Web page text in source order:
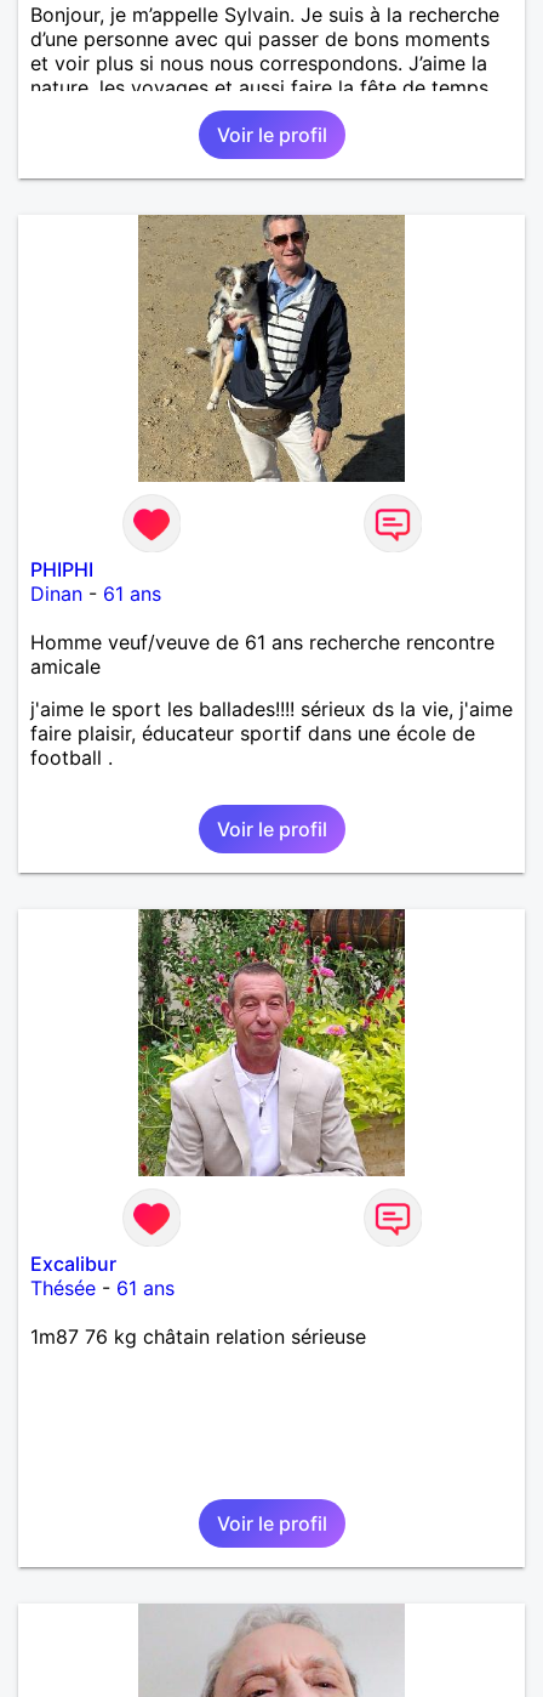
Bonjour, je m’appelle Sylvain. Je suis à la recherche
d’une personne avec qui passer de bons moments
et voir plus si nous nous correspondons. J’aime la
nature, les voyages et aussi faire la fête de temps
en temps ;-)Je suis papa d’un petit garçon de 7 ans
dont je m’occupe en garde alternée. J’aime à peu
près tous les styles de musique. (Oui je suis pas
trop fan de Jul). Je fais du sport pour garder la
pense en tout cas 😂)
Voir le profil
PHIPHI
Dinan - 61 ans
Homme veuf/veuve de 61 ans recherche rencontre
amicale
j'aime le sport les ballades!!!! sérieux ds la vie, j'aime
faire plaisir, éducateur sportif dans une école de
football .
Voir le profil
Excalibur
Thésée - 61 ans
1m87 76 kg châtain relation sérieuse
Voir le profil